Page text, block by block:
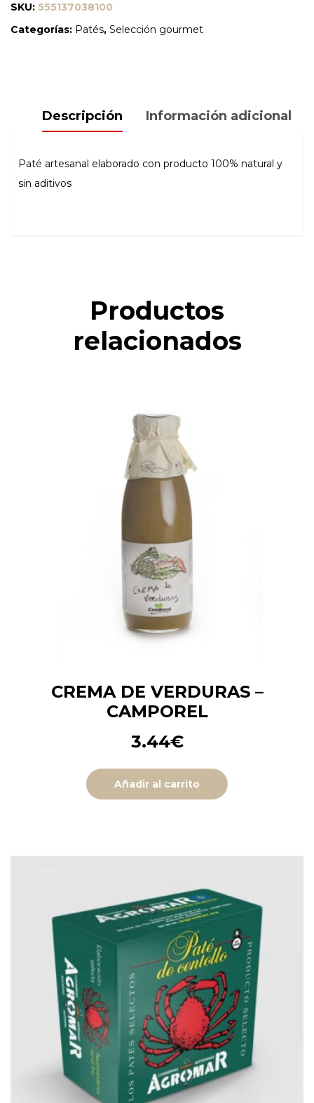
SKU: 555137038100
Categorías: Patés, Selección gourmet
Descripción Información adicional
Paté artesanal elaborado con producto 100% natural y
sin aditivos
Productos
relacionados
CREMA DE VERDURAS –
CAMPOREL
3.44€
Añadir al carrito